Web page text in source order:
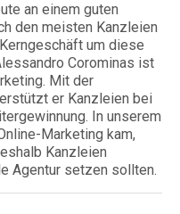
an einem guten
den meisten Kanzleien
um diese
Corominas ist
Mit der
er Kanzleien bei
In unserem
Marketing kam,
Kanzleien
Agentur setzen sollten.